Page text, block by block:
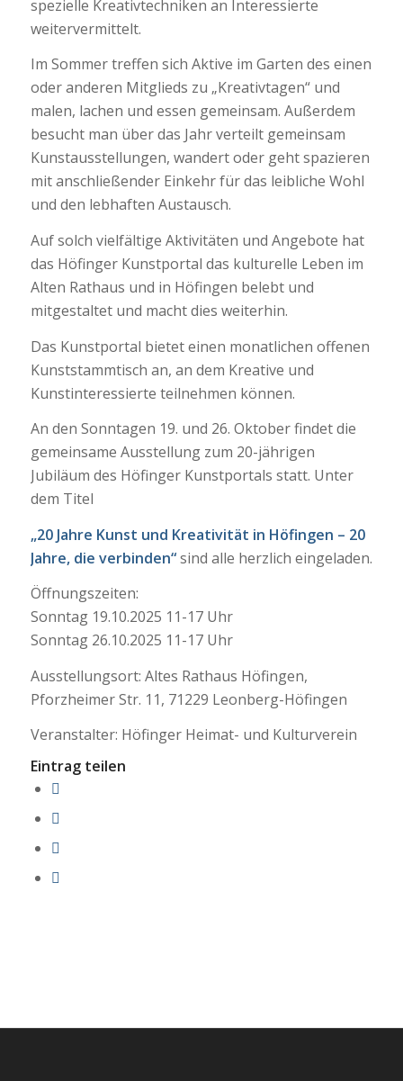
spezielle Kreativtechniken an Interessierte
weitervermittelt.
Im Sommer treffen sich Aktive im Garten des einen
oder anderen Mitglieds zu „Kreativtagen“ und
malen, lachen und essen gemeinsam. Außerdem
besucht man über das Jahr verteilt gemeinsam
Kunstausstellungen, wandert oder geht spazieren
mit anschließender Einkehr für das leibliche Wohl
und den lebhaften Austausch.
Auf solch vielfältige Aktivitäten und Angebote hat
das Höfinger Kunstportal das kulturelle Leben im
Alten Rathaus und in Höfingen belebt und
mitgestaltet und macht dies weiterhin.
Das Kunstportal bietet einen monatlichen offenen
Kunststammtisch an, an dem Kreative und
Kunstinteressierte teilnehmen können.
An den Sonntagen 19. und 26. Oktober findet die
gemeinsame Ausstellung zum 20-jährigen
Jubiläum des Höfinger Kunstportals statt. Unter
dem Titel
„20 Jahre Kunst und Kreativität in Höfingen – 20
Jahre, die verbinden“sind alle herzlich eingeladen.
Öffnungszeiten:
Sonntag 19.10.2025 11-17 Uhr
Sonntag 26.10.2025 11-17 Uhr
Ausstellungsort: Altes Rathaus Höfingen,
Pforzheimer Str. 11, 71229 Leonberg-Höfingen
Veranstalter: Höfinger Heimat- und Kulturverein
Eintrag teilen